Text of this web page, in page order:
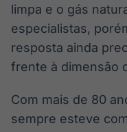
limpa e o gás
especialistas,
resposta ainda
frente à dimensão
Com mais de 80
sempre esteve